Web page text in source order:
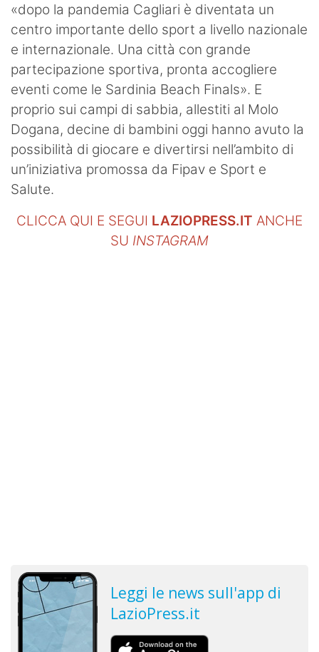
«dopo la pandemia Cagliari è diventata un
centro importante dello sport a livello nazionale
e internazionale. Una città con grande
partecipazione sportiva, pronta accogliere
eventi come le Sardinia Beach Finals». E
proprio sui campi di sabbia, allestiti al Molo
Dogana, decine di bambini oggi hanno avuto la
possibilità di giocare e divertirsi nell’ambito di
un’iniziativa promossa da Fipav e Sport e
Salute.
CLICCA QUI E SEGUI LAZIOPRESS.IT ANCHE
SU INSTAGRAM